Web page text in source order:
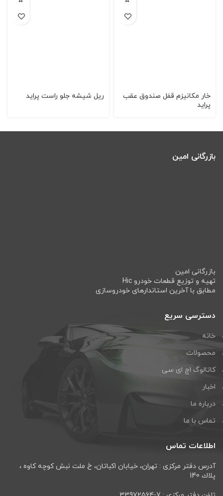
خار مکانیزم قفل صندوق عقب
پراید
ريل شيشه جلو راست پرايد
بازرگانی امین
بازرگانی امین
تهیه و توزیع قطعات خودرو Hic
مطابق با آخرین استاندارهای خودروسازی
دسترسی سریع
خانه
محصولات
کاتالوگ اچ ای سی
اخبار
درباره ما
تماس با ما
اطلاعات تماس
آدرس دفتر مرکزی : تهران، خيابان اكباتان، خ ملت نبش كوچه كاوه ،
پلاك 140